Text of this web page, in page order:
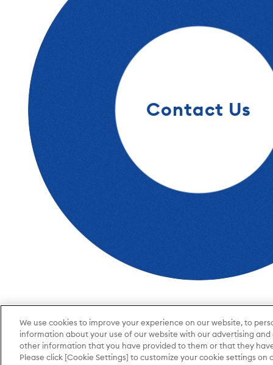
Contact Us
サイトについて 個人情報保護方針 特定
© QUICK Corp.
We use cookies to improve your experience on our website, to
information about your use of our website with our advertising
other information that you have provided to them or that they
Please click [Cookie Settings] to customize your cookie settings on